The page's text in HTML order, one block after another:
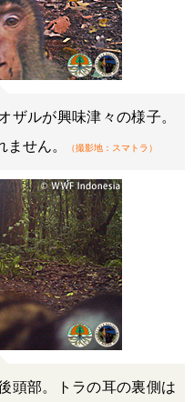
ルが興味津々の様子。
せん。
（撮影地：スマトラ）
頭部。トラの耳の裏側は